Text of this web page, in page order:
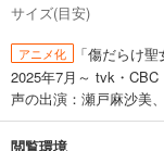
あらす
サイズ(目安)
アニメ化
「傷だらけ
2025年7月～ tvk・CBC
声の出演：瀬戸麻沙美
閲覧環境